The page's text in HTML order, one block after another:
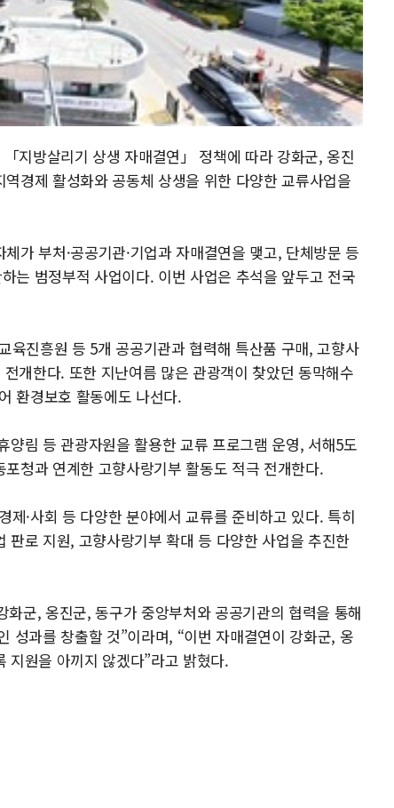
지방살리기 상생 자매결연」 정책에 따라 강화군, 옹진
경제 활성화와 공동체 상생을 위한 다양한 교류사업을
가 부처·공공기관·기업과 자매결연을 맺고, 단체방문 등
는 범정부적 사업이다. 이번 사업은 추석을 앞두고 전국
육진흥원 등 5개 공공기관과 협력해 특산품 구매, 고향사
개한다. 또한 지난여름 많은 관광객이 찾았던 동막해수
환경보호 활동에도 나선다.
림 등 관광자원을 활용한 교류 프로그램 운영, 서해5도
청과 연계한 고향사랑기부 활동도 적극 전개한다.
제·사회 등 다양한 분야에서 교류를 준비하고 있다. 특히
로 지원, 고향사랑기부 확대 등 다양한 사업을 추진한
군, 옹진군, 동구가 중앙부처와 공공기관의 협력을 통해
성과를 창출할 것”이라며, “이번 자매결연이 강화군, 옹
지원을 아끼지 않겠다”라고 밝혔다.